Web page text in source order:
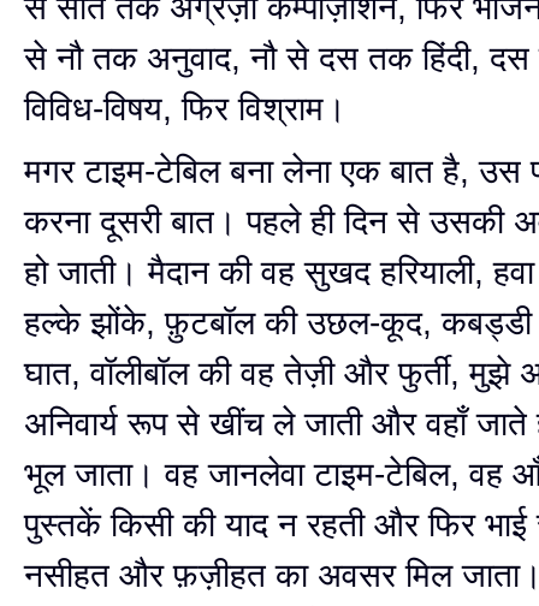
से सात तक अँग्रेज़ी कम्पोज़ीशन, फिर
से नौ तक अनुवाद, नौ से दस तक हिंदी, दस
विविध-विषय, फिर विश्राम।
मगर टाइम-टेबिल बना लेना एक बात है,
करना दूसरी बात। पहले ही दिन से उसकी
हो जाती। मैदान की वह सुखद हरियाली,
हल्के झोंके, फ़ुटबॉल की उछल-कूद, कबड्डी
घात, वॉलीबॉल की वह तेज़ी और फुर्ती, मुझे
अनिवार्य रूप से खींच ले जाती और वहाँ
भूल जाता। वह जानलेवा टाइम-टेबिल, वह
पुस्तकें किसी की याद न रहती और फिर भाई
नसीहत और फ़ज़ीहत का अवसर मिल